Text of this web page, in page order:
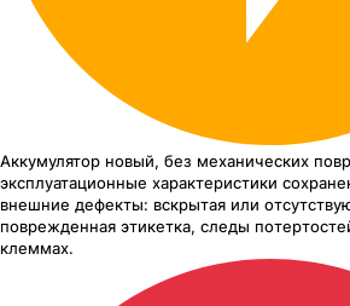
Аккумулятор новый, без механических
эксплуатационные характеристики
внешние дефекты: вскрытая или
поврежденная этикетка, следы
клеммах.